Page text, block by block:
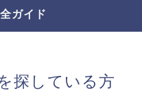
ガイド
探している方